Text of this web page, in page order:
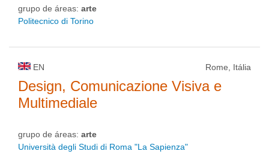
grupo de áreas: arte
Politecnico di Torino
EN Rome, Itália
Design, Comunicazione Visiva e
Multimediale
grupo de áreas: arte
Università degli Studi di Roma "La Sapienza"